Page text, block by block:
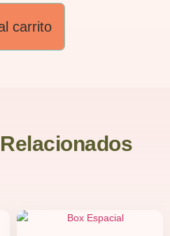
carrito
Relacionados